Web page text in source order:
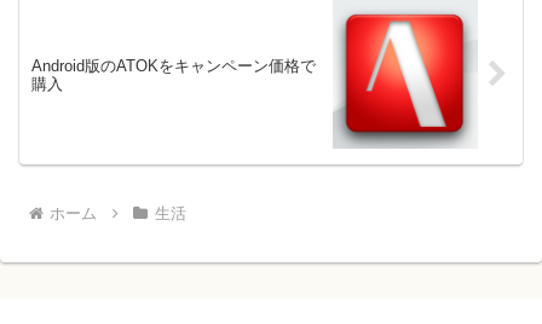
Android版のATOKをキャンペーン価格で
購入
ホーム 生活